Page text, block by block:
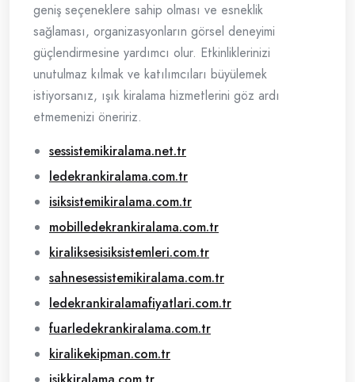
geniş seçeneklere sahip olması ve esneklik
sağlaması, organizasyonların görsel deneyimi
güçlendirmesine yardımcı olur. Etkinliklerinizi
unutulmaz kılmak ve katılımcıları büyülemek
istiyorsanız, ışık kiralama hizmetlerini göz ardı
etmemenizi öneririz.
sessistemikiralama.net.tr
ledekrankiralama.com.tr
isiksistemikiralama.com.tr
mobilledekrankiralama.com.tr
kiraliksesisiksistemleri.com.tr
sahnesessistemikiralama.com.tr
ledekrankiralamafiyatlari.com.tr
fuarledekrankiralama.com.tr
kiralikekipman.com.tr